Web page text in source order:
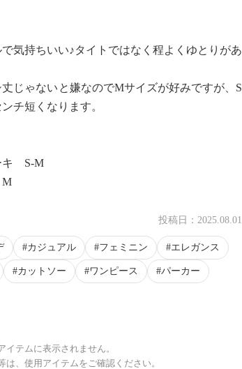
気持ちいい♪タイトではなく程よくゆとりがあ
じゃないと嫌なのでMサイズが好みですが、S
チ短くなります。
キ S-M
M
投稿日： 2025.08.01
カジュアル フェミニン エレガンス
カットソー ワンピース パーカー
テムに表示されません。
、使用アイテムをご確認ください。